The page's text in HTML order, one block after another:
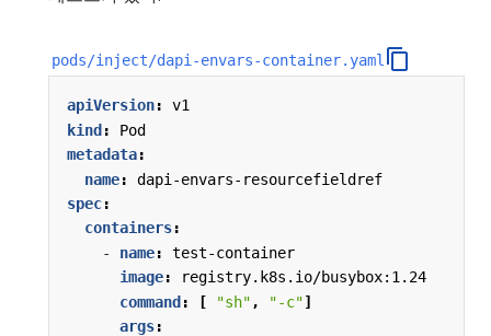
pods/inject/dapi-envars-container.yaml
apiVersion:
v1
kind :
Pod
metadata:
name:
dapi-envars-resourcefieldref
spec:
containers:
- name:
test-container
image:
registry.k8s.io/busybox:1.24
command: [ "sh" , "-c"]
args: